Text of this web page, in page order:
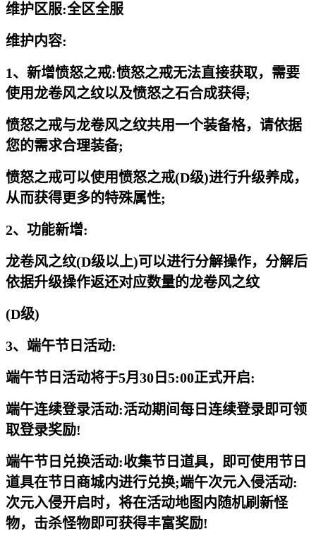
维护区服:全区全服
维护内容:
1、新增愤怒之戒:愤怒之戒无法直接获取，需要
使用龙卷风之纹以及愤怒之石合成获得;
愤怒之戒与龙卷风之纹共用一个装备格，请依据
您的需求合理装备;
愤怒之戒可以使用愤怒之戒(D级)进行升级养成，
从而获得更多的特殊属性;
2、 功能新增:
龙卷风之纹(D级以上)可以进行分解操作，分解后
依据升级操作返还对应数量的龙卷风之纹
(D级)
3、端午节日活动:
端午节日活动将于5月30日5:00正式开启:
端午连续登录活动:活动期间每日连续登录即可领
取登录奖励!
端午节日兑换活动:收集节日道具，即可使用节日
道具在节日商城内进行兑换;端午次元入侵活动:
次元入侵开启时，将在活动地图内随机刷新怪
物，击杀怪物即可获得丰富奖励!